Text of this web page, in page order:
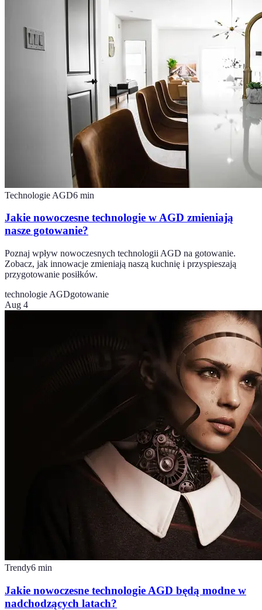
Technologie AGD6 min
Jakie nowoczesne technologie w AGD zmieniają
nasze gotowanie?
Poznaj wpływ nowoczesnych technologii AGD na gotowanie.
Zobacz, jak innowacje zmieniają naszą kuchnię i przyspieszają
przygotowanie posiłków.
technologie AGDgotowanie
Aug 4
Trendy6 min
Jakie nowoczesne technologie AGD będą modne w
nadchodzących latach?